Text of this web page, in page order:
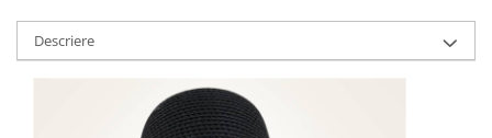
Descriere